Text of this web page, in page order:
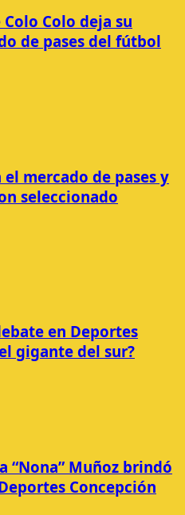
Colo deja su
de pases del fútbol
el mercado de pases y
seleccionado
en Deportes
gigante del sur?
“Nona” Muñoz brindó
Concepción